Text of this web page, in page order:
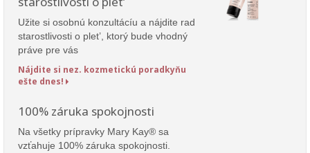
Užite si osobnú konzultácíu a nájdite rad
starostlivosti o plet’, ktorý bude vhodný
práve pre vás
Nájdite si nez. kozmetickú poradkyňu
ešte dnes!
100% záruka spokojnosti
Na všetky prípravky Mary Kay® sa
vzťahuje 100% záruka spokojnosti.